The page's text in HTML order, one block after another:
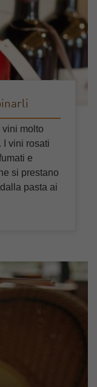
vini molto
I vini rosati
e
si prestano
pasta ai